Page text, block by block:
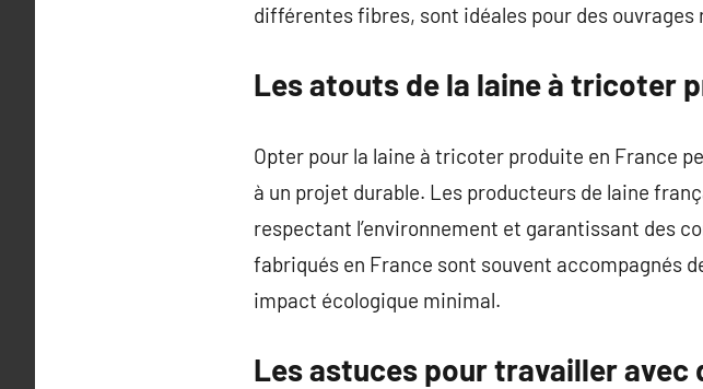
différentes fibres, sont idéales pour des
Les atouts de la laine à tricoter
Opter pour la laine à tricoter produite en France
à un projet durable. Les producteurs de laine
respectant l’environnement et garantissant des
fabriqués en France sont souvent accompagnés
impact écologique minimal.
Les astuces pour travailler